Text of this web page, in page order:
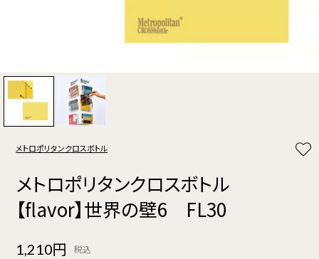
メトロポリタンクロスボトル
メトロポリタンクロスボトル
【flavor】世界の壁6 FL30
1,210円 税込